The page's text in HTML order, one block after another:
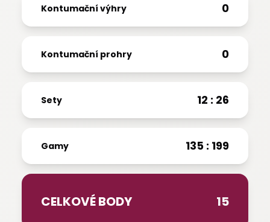
Kontumační výhry 0
Kontumační prohry 0
Sety 12 : 26
Gamy 135 : 199
CELKOVÉ BODY 15